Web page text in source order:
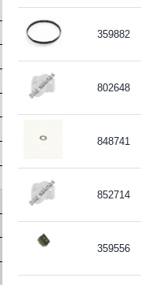
359882
802648
848741
852714
359556